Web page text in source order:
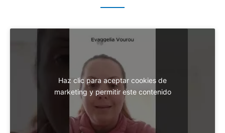
Haz clic para aceptar cookies de
marketing y permitir este contenido